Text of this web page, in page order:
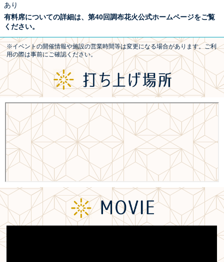
あり
有料席についての詳細は、第40回調布花火公式ホームページをご覧
ください。
※イベントの開催情報や施設の営業時間等は変更になる場合があります。ご利
用の際は事前にご確認ください。